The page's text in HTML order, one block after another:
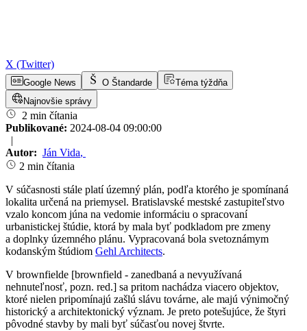
X (Twitter)
Google News O Štandarde
Téma týždňa
Najnovšie správy
2 min čítania
Publikované: 2024-08-04 09:00:00
|
Autor: Ján Vida,
2 min čítania
V súčasnosti stále platí územný plán, podľa ktorého je spomínaná
lokalita určená na priemysel. Bratislavské mestské zastupiteľstvo
vzalo koncom júna na vedomie informáciu o spracovaní
urbanistickej štúdie, ktorá by mala byť podkladom pre zmeny
a doplnky územného plánu. Vypracovaná bola svetoznámym
kodanským štúdiom Gehl Architects.
V brownfielde [brownfield - zanedbaná a nevyužívaná
nehnuteľnosť, pozn. red.] sa pritom nachádza viacero objektov,
ktoré nielen pripomínajú zašlú slávu továrne, ale majú výnimočný
historický a architektonický význam. Je preto potešujúce, že štyri
pôvodné stavby by mali byť súčasťou novej štvrte.